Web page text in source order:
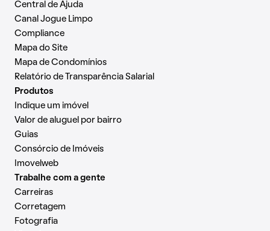
Central de Ajuda
Canal Jogue Limpo
Compliance
Mapa do Site
Mapa de Condomínios
Relatório de Transparência Salarial
Produtos
Indique um imóvel
Valor de aluguel por bairro
Guias
Consórcio de Imóveis
Imovelweb
Trabalhe com a gente
Carreiras
Corretagem
Fotografia